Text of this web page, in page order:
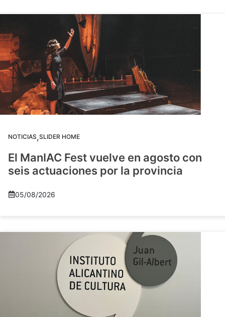
NOTICIAS,SLIDER HOME
El ManIAC Fest vuelve en agosto con
seis actuaciones por la provincia
05/08/2026